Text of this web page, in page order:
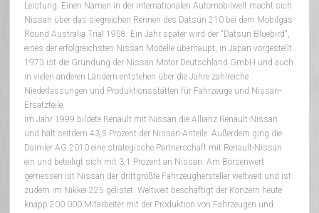
Leistung. Einen Namen in der internationalen Automobilwelt macht sich
Nissan über das siegreichen Rennen des Datsun 210 bei dem Mobilgas
Round Australia Trial 1958. Ein Jahr später wird der "Datsun Bluebird",
eines der erfolgreichsten Nissan Modelle überhaupt, in Japan vorgestellt.
1973 ist die Gründung der Nissan Motor Deutschland GmbH und auch
in vielen anderen Ländern entstehen über die Jahre zahlreiche
Niederlassungen und Produktionsstätten für Fahrzeuge und Nissan-
Ersatzteile.
Im Jahr 1999 bildete Renault mit Nissan die Allianz Renault-Nissan
und hält seitdem 43,5 Prozent der Nissan-Anteile. Außerdem ging die
Daimler AG 2010 eine strategische Partnerschaft mit Renault-Nissan
ein und beteiligt sich mit 3,1 Prozent an Nissan. Am Börsenwert
gemessen ist Nissan der drittgrößte Fahrzeughersteller weltweit und ist
zudem im Nikkei 225 gelistet. Weltweit beschäftigt der Konzern heute
knapp 200.000 Mitarbeiter mit der Produktion von Fahrzeugen und